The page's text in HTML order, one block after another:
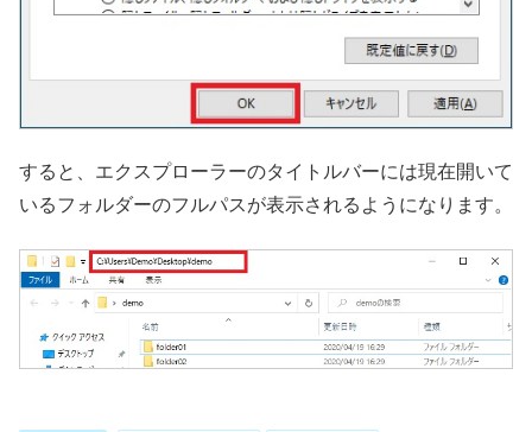
すると、エクスプローラーのタイトルバーには現在開いて
いるフォルダーのフルパスが表示されるようになります。